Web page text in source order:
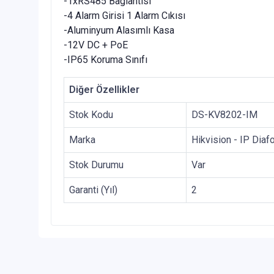
-4 Alarm Girisi 1 Alarm Cıkısı
-Aluminyum Alasımlı Kasa
-12V DC + PoE
-IP65 Koruma Sınıfı
Diğer Özellikler
Stok Kodu DS-KV8202-IM
Marka Hikvision - IP
Stok Durumu Var
Garanti (Yıl) 2